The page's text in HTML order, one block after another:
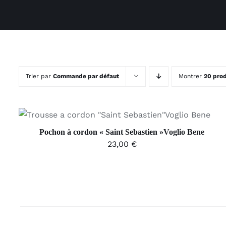
Trier par Commande par défaut Montrer 20
AJOUTER AU PANIER / APERÇU
Pochon à cordon « Saint Sebastien »Voglio Bene
23,00 €